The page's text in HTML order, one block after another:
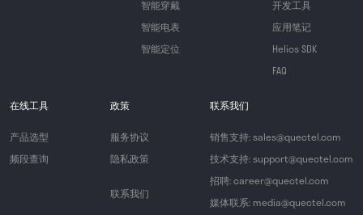
智能穿戴
智能电表
智能定位
开发工具
应用笔记
Helios SDK
FAQ
在线工具
产品选型
频段查询
政策
服务协议
隐私政策
联系我们
联系我们
销售支持: sales@quectel.com
技术支持: support@quectel.com
招聘: career@quectel.com
媒体联系: media@quectel.com